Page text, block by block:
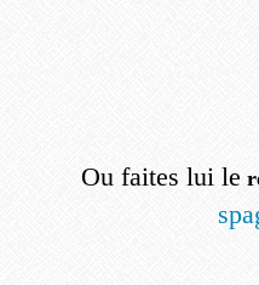
Ou faites lui le